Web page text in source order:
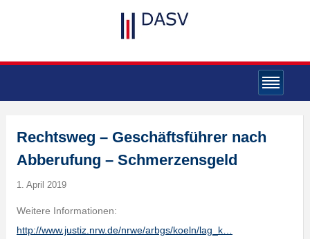
Rechtsweg – Geschäftsführer nach
Abberufung – Schmerzensgeld
1. April 2019
Weitere Informationen:
http://www.justiz.nrw.de/nrwe/arbgs/koeln/lag_k…